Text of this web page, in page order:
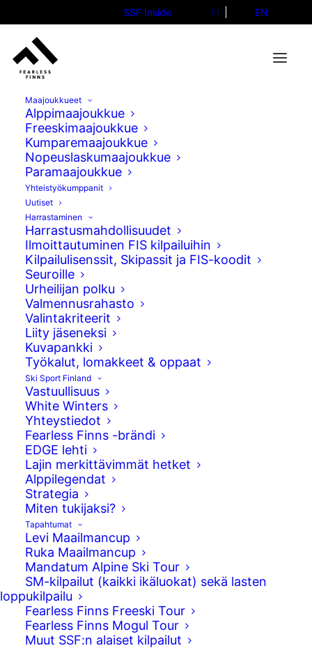
SSF Inside FI EN
Maajoukkueet
Alppimaajoukkue
Freeskimaajoukkue
Kumparemaajoukkue
Nopeuslaskumaajoukkue
Paramaajoukkue
Yhteistyökumppanit
Uutiset
Harrastaminen
Harrastusmahdollisuudet
Ilmoittautuminen FIS kilpailuihin
Kilpailulisenssit, Skipassit ja FIS-koodit
Seuroille
Urheilijan polku
Valmennusrahasto
Valintakriteerit
Liity jäseneksi
Kuvapankki
Työkalut, lomakkeet & oppaat
Ski Sport Finland
Vastuullisuus
White Winters
Yhteystiedot
Fearless Finns -brändi
EDGE lehti
Lajin merkittävimmät hetket
Alppilegendat
Strategia
Miten tukijaksi?
Tapahtumat
Levi Maailmancup
Ruka Maailmancup
Mandatum Alpine Ski Tour
SM-kilpailut (kaikki ikäluokat) sekä lasten
loppukilpailu
Fearless Finns Freeski Tour
Fearless Finns Mogul Tour
Muut SSF:n alaiset kilpailut
Anni Kärävä Kreischbergin
big airin finaaliin!
09.01.2025
Anni Kärävä aloitti mainiosti Kreischbergin
maailmancupin big air -kisan. Hän oli
karsintojen toiseksi paras 169.75
pisteellään. Finaaleihin pääsi karsintojen
kahdeksan parasta laskijaa.
Karsintaformaattina oli kolme hyppyä,
joista kahden parhaan erilaisen pisteet
laskettiin lopputuloksiin.